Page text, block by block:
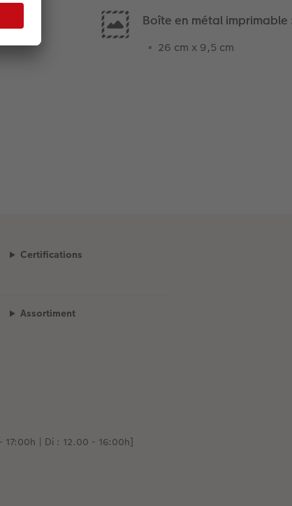
Boîte en métal imprimable
26 cm x 9,5 cm
Certifications
Assortiment
| Di : 12.00 - 16:00h]